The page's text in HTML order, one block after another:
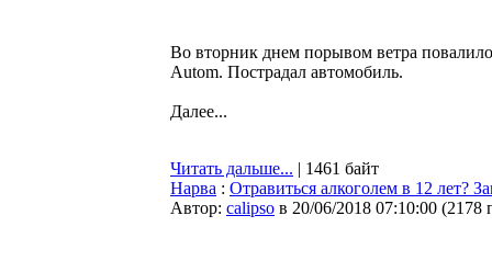
Во вторник днем порывом ветра
Autom. Пострадал автомобиль.
Далее...
Читать дальше... | 1461 байт
Нарва : Отравиться алкоголем в 12 лет?
Автор: calipso в 20/06/2018 07:10:00 (2178